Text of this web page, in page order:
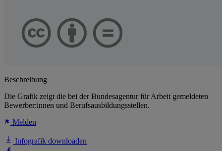
Beschreibung
Die Grafik zeigt die bei der Bundesagentur für Arbeit gemeldeten
Bewerber:innen und Berufsausbildungsstellen.
Melden
Infografik downloaden